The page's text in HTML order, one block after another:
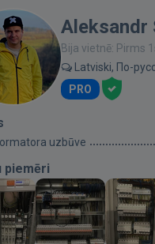
Aleksandr
Bija vietnē: Pirms
Latviski, По-
PRO
uzbūve
piemēri